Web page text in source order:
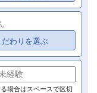
わりを選ぶ
場合はスペースで区切